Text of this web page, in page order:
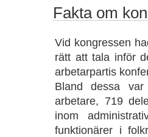
Fakta om
Vid kongressen
rätt att tala inför
arbetarpartis
Bland dessa
arbetare, 719
inom
funktionärer i